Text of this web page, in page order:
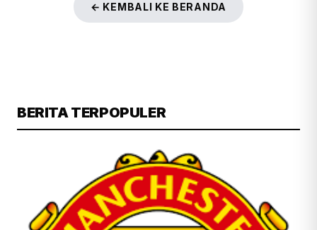
← KEMBALI KE BERANDA
BERITA TERPOPULER